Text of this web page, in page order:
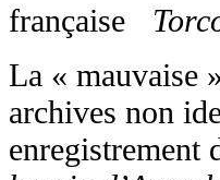
La « mauvaise
archives non
enregistrement